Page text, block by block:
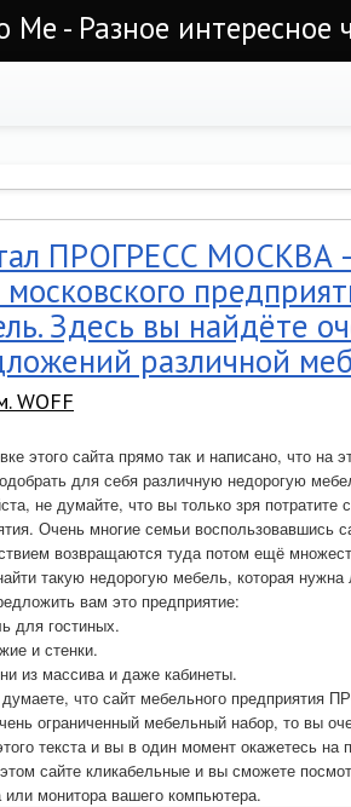
Me - Разное интересное
ПРОГРЕСС МОСКВА
московского
Здесь вы найдёте
различной
WOFF
этого сайта прямо так и написано, что
для себя различную недорогую
не думайте, что вы только зря потратите
Очень многие семьи
возвращаются туда потом ещё
такую недорогую мебель, которая
вам это предприятие:
для гостиных.
и стенки.
из массива и даже кабинеты.
что сайт мебельного
ограниченный мебельный набор, то вы
текста и вы в один момент окажетесь
сайте кликабельные и вы сможете
или монитора вашего компьютера.